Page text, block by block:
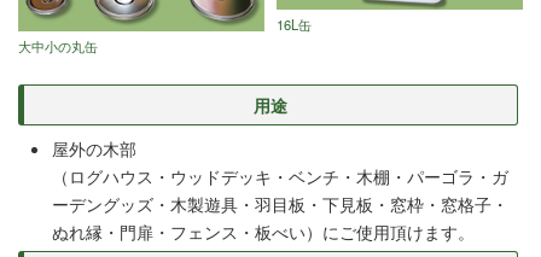
大中小の丸缶
16L缶
用途
屋外の木部
（ログハウス・ウッドデッキ・ベンチ・木棚・パーゴラ・ガ
ーデングッズ・木製遊具・羽目板・下見板・窓枠・窓格子・
ぬれ縁・門扉・フェンス・板べい）にご使用頂けます。